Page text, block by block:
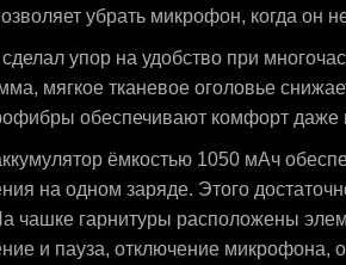
убрать микрофон, когда он
упор на удобство при
мягкое тканевое оголовье
обеспечивают комфорт даже
ёмкостью 1050 мАч
на одном заряде. Этого
чашке гарнитуры расположены
и пауза, отключение микрофона,